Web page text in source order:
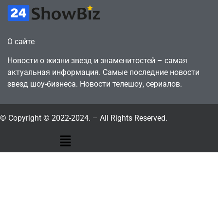
О сайте
Новости о жизни звезд и знаменитостей – самая
актуальная информация. Самые последние новости
звезд шоу-бизнеса. Новости телешоу, сериалов.
© Copyright © 2022-2024. – All Rights Reserved.